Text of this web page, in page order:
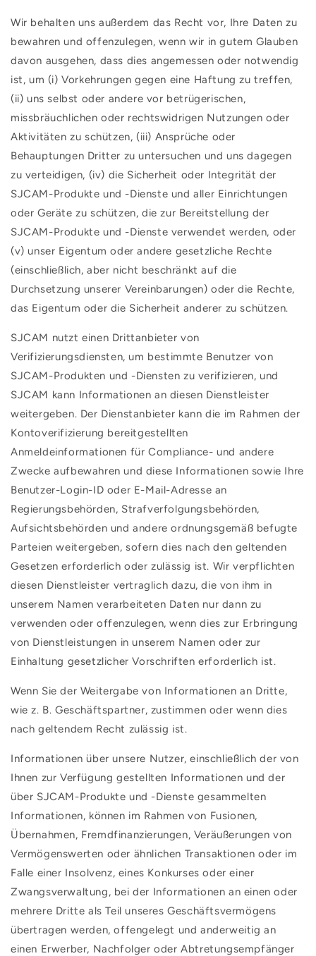
¡
Wir behalten uns außerdem das Recht vor, Ihre Daten zu
bewahren und offenzulegen, wenn wir in gutem Glauben
davon ausgehen, dass dies angemessen oder notwendig
ist, um (i) Vorkehrungen gegen eine Haftung zu treffen,
(ii) uns selbst oder andere vor betrügerischen,
missbräuchlichen oder rechtswidrigen Nutzungen oder
Aktivitäten zu schützen, (iii) Ansprüche oder
Behauptungen Dritter zu untersuchen und uns dagegen
zu verteidigen, (iv) die Sicherheit oder Integrität der
SJCAM-Produkte und -Dienste und aller Einrichtungen
oder Geräte zu schützen, die zur Bereitstellung der
SJCAM-Produkte und -Dienste verwendet werden, oder
(v) unser Eigentum oder andere gesetzliche Rechte
(einschließlich, aber nicht beschränkt auf die
Durchsetzung unserer Vereinbarungen) oder die Rechte,
das Eigentum oder die Sicherheit anderer zu schützen.
SJCAM nutzt einen Drittanbieter von
Verifizierungsdiensten, um bestimmte Benutzer von
SJCAM-Produkten und -Diensten zu verifizieren, und
SJCAM kann Informationen an diesen Dienstleister
weitergeben. Der Dienstanbieter kann die im Rahmen der
Kontoverifizierung bereitgestellten
Anmeldeinformationen für Compliance- und andere
Zwecke aufbewahren und diese Informationen sowie Ihre
Benutzer-Login-ID oder E-Mail-Adresse an
Regierungsbehörden, Strafverfolgungsbehörden,
Aufsichtsbehörden und andere ordnungsgemäß befugte
Parteien weitergeben, sofern dies nach den geltenden
Gesetzen erforderlich oder zulässig ist. Wir verpflichten
diesen Dienstleister vertraglich dazu, die von ihm in
unserem Namen verarbeiteten Daten nur dann zu
verwenden oder offenzulegen, wenn dies zur Erbringung
von Dienstleistungen in unserem Namen oder zur
Einhaltung gesetzlicher Vorschriften erforderlich ist.
Wenn Sie der Weitergabe von Informationen an Dritte,
wie z. B. Geschäftspartner, zustimmen oder wenn dies
nach geltendem Recht zulässig ist.
Informationen über unsere Nutzer, einschließlich der von
Ihnen zur Verfügung gestellten Informationen und der
über SJCAM-Produkte und -Dienste gesammelten
Informationen, können im Rahmen von Fusionen,
Übernahmen, Fremdfinanzierungen, Veräußerungen von
Vermögenswerten oder ähnlichen Transaktionen oder im
Falle einer Insolvenz, eines Konkurses oder einer
Zwangsverwaltung, bei der Informationen an einen oder
mehrere Dritte als Teil unseres Geschäftsvermögens
übertragen werden, offengelegt und anderweitig an
einen Erwerber, Nachfolger oder Abtretungsempfänger